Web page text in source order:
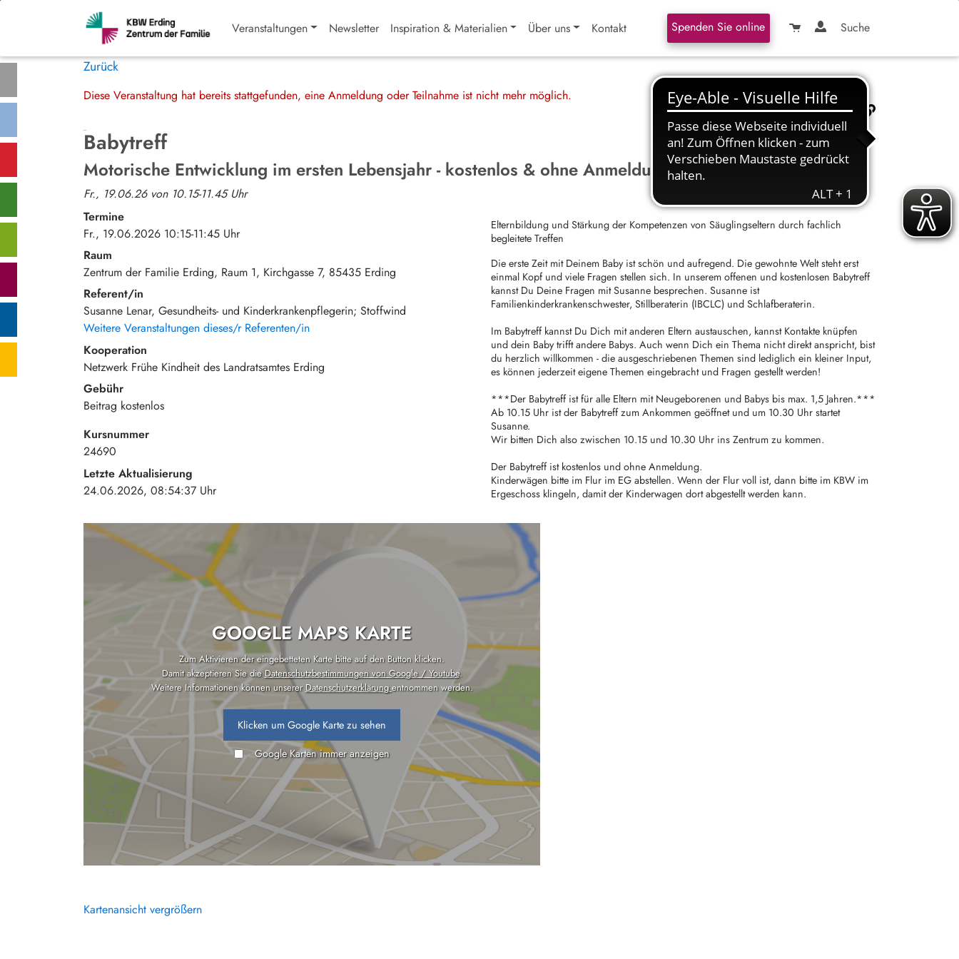
Veranstaltungen Newsletter Inspiration & Materialien Über uns Kontakt Spenden Sie online Suche
Zurück
Diese Veranstaltung hat bereits stattgefunden, eine Anmeldung oder Teilnahme ist nicht mehr möglich.
Babytreff
Motorische Entwicklung im ersten Lebensjahr - kostenlos & ohne Anmeldung
Fr., 19.06.26 von 10.15-11.45 Uhr
Elternbildung und Stärkung der Kompetenzen von Säuglingseltern durch fachlich
begleitete Treffen
Die erste Zeit mit Deinem Baby ist schön und aufregend. Die gewohnte Welt steht erst
einmal Kopf und viele Fragen stellen sich. In unserem offenen und kostenlosen Babytreff
kannst Du Deine Fragen mit Susanne besprechen. Susanne ist
Familienkinderkrankenschwester, Stillberaterin (IBCLC) und Schlafberaterin.
Im Babytreff kannst Du Dich mit anderen Eltern austauschen, kannst Kontakte knüpfen
und dein Baby trifft andere Babys. Auch wenn Dich ein Thema nicht direkt anspricht, bist
du herzlich willkommen - die ausgeschriebenen Themen sind lediglich ein kleiner Input,
es können jederzeit eigene Themen eingebracht und Fragen gestellt werden!
***Der Babytreff ist für alle Eltern mit Neugeborenen und Babys bis max. 1,5 Jahren.***
Ab 10.15 Uhr ist der Babytreff zum Ankommen geöffnet und um 10.30 Uhr startet
Susanne.
Wir bitten Dich also zwischen 10.15 und 10.30 Uhr ins Zentrum zu kommen.
Der Babytreff ist kostenlos und ohne Anmeldung.
Kinderwägen bitte im Flur im EG abstellen. Wenn der Flur voll ist, dann bitte im KBW im
Ergeschoss klingeln, damit der Kinderwagen dort abgestellt werden kann.
Termine
Fr., 19.06.2026 10:15-11:45 Uhr
Raum
Zentrum der Familie Erding, Raum 1 Kirchgasse 7 85435 Erding
Referent/in
Susanne Lenar, Gesundheits- und Kinderkrankenpflegerin; Stoffwind
Weitere Veranstaltungen dieses/r Referenten/in
Kooperation
Netzwerk Frühe Kindheit des Landratsamtes Erding
Gebühr
Beitrag kostenlos
Kursnummer
24690
Letzte Aktualisierung
24.06.2026, 08:54:37 Uhr
GOOGLE MAPS KARTE
Zum Aktivieren der eingebetteten Karte bitte auf den Button klicken.
Damit akzeptieren Sie dieDatenschutzbestimmungen von Google / Youtube.
Weitere Informationen können unsererDatenschutzerklärungentnommen werden.
Klicken um Google Karte zu sehen
Google Karten immer anzeigen
Kartenansicht vergrößern